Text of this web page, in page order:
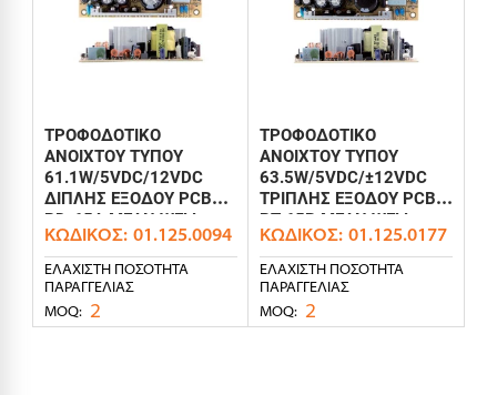
ΤΡΟΦΟΔΟΤΙΚΟ
ΑΝΟΙΧΤΟΥ ΤΥΠΟΥ
61.1W/5VDC/12VDC
ΔΙΠΛΗΣ ΕΞΟΔΟΥ PCB
PD-65A MEAN WELL
ΚΩΔΙΚΌΣ: 01.125.0094
ΕΛΆΧΙΣΤΗ ΠΟΣΌΤΗΤΑ
ΠΑΡΑΓΓΕΛΊΑΣ
MOQ: 2
ΤΡΟΦΟΔΟΤΙΚΟ
ΑΝΟΙΧΤΟΥ ΤΥΠΟΥ
63.5W/5VDC/±12VDC
ΤΡΙΠΛΗΣ ΕΞΟΔΟΥ PCB
PT-65B MEAN WELL
ΚΩΔΙΚΌΣ: 01.125.0177
ΕΛΆΧΙΣΤΗ ΠΟΣΌΤΗΤΑ
ΠΑΡΑΓΓΕΛΊΑΣ
MOQ: 2